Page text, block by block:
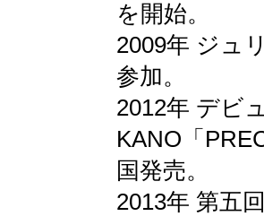
を開始。
2009年 ジュ
参加。
2012年 デビ
KANO「
国発売。
2013年 第五